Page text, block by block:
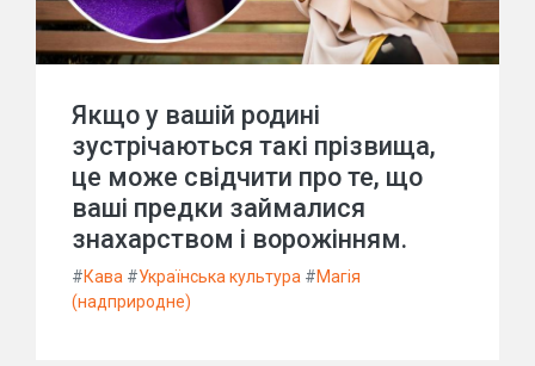
Якщо у вашій родині
зустрічаються такі прізвища,
це може свідчити про те, що
ваші предки займалися
знахарством і ворожінням.
#Кава #Українська культура #Магія
(надприродне)